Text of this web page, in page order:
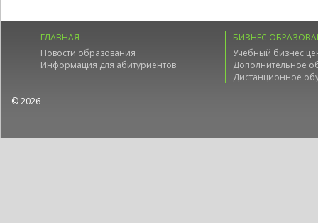
ГЛАВНАЯ
Новости образования
Информация для абитуриентов
БИЗНЕС
Учебный бизнес
Дополнительное
Дистанционное
© 2026